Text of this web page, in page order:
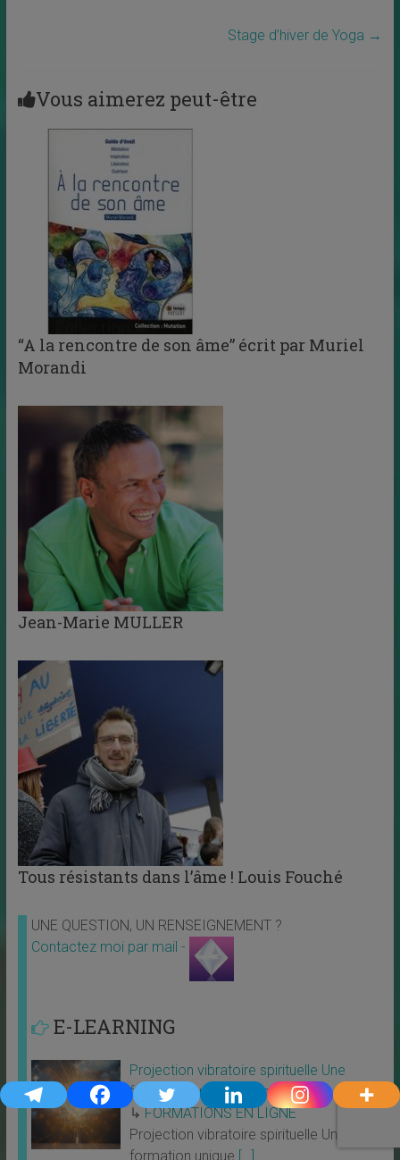
Stage d’hiver de Yoga →
Vous aimerez peut-être
“A la rencontre de son âme” écrit par Muriel
Morandi
Jean-Marie MULLER
Tous résistants dans l’âme ! Louis Fouché
UNE QUESTION, UN RENSEIGNEMENT ?
Contactez moi par mail -
E-LEARNING
Projection vibratoire spirituelle Une
formation unique au monde
↳FORMATIONS EN LIGNE
Projection vibratoire spirituelle Une
formation unique […]